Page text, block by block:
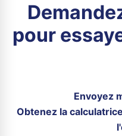
pour
Envoyez
Obtenez la